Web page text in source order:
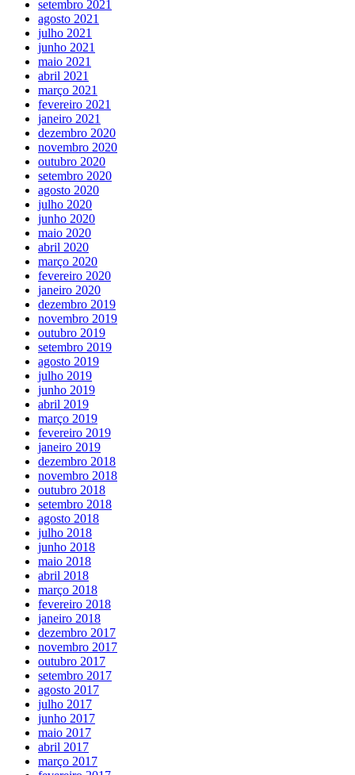
setembro 2021
agosto 2021
julho 2021
junho 2021
maio 2021
abril 2021
março 2021
fevereiro 2021
janeiro 2021
dezembro 2020
novembro 2020
outubro 2020
setembro 2020
agosto 2020
julho 2020
junho 2020
maio 2020
abril 2020
março 2020
fevereiro 2020
janeiro 2020
dezembro 2019
novembro 2019
outubro 2019
setembro 2019
agosto 2019
julho 2019
junho 2019
abril 2019
março 2019
fevereiro 2019
janeiro 2019
dezembro 2018
novembro 2018
outubro 2018
setembro 2018
agosto 2018
julho 2018
junho 2018
maio 2018
abril 2018
março 2018
fevereiro 2018
janeiro 2018
dezembro 2017
novembro 2017
outubro 2017
setembro 2017
agosto 2017
julho 2017
junho 2017
maio 2017
abril 2017
março 2017